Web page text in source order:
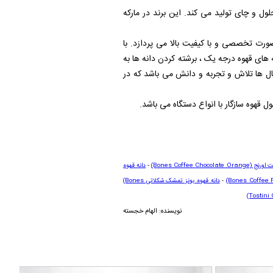
و چای تولید می کند. این برند در مارکه
تخصصی و با کیفیت بالا می پردازد. با
قهوه درجه یک ، برشته کردن دانه ها به
ها تلاش و تجربه و دانش می باشد که در
سازگار با انواع دستگاه می باشد.
اورنج(Bones Coffee Chocolate Orange)
-دانه قهوه
(Bones Coffee
-دانه قهوه بونز تمشک شکلاتی(Bones
(Tostini
نویسنده: الهام خجسته